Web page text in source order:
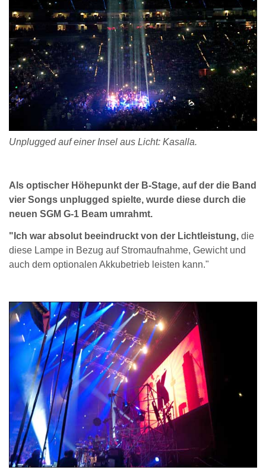
Unplugged auf einer Insel aus Licht: Kasalla.
Als optischer Höhepunkt der B-Stage, auf der die Band
vier Songs unplugged spielte, wurde diese durch die
neuen SGM G-1 Beam umrahmt.
"Ich war absolut beeindruckt von der Lichtleistung, die
diese Lampe in Bezug auf Stromaufnahme, Gewicht und
auch dem optionalen Akkubetrieb leisten kann."